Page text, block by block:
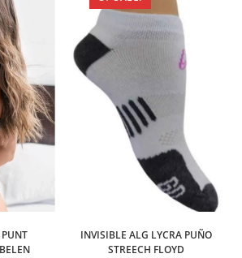
INVISIBLE ALG LYCRA PUÑO
STREECH FLOYD